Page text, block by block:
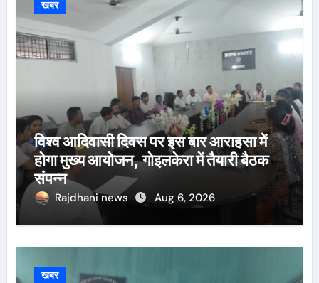
खबर
विश्व आदिवासी दिवस पर इस बार आराहसा में
होगा मुख्य आयोजन, गोइलकेरा में तैयारी बैठक
संपन्न
Rajdhani news Aug 6, 2026
खबर